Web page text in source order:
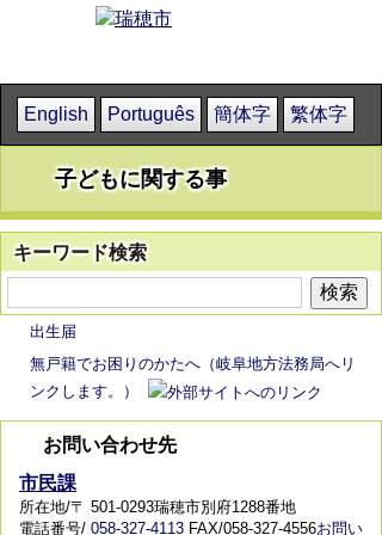
English Português 簡体字 繁体字
子どもに関する事
キーワード検索
出生届
無戸籍でお困りのかたへ（岐阜地方法務局へリ
ンクします。）
お問い合わせ先
市民課
所在地/〒 501-0293瑞穂市別府1288番地
電話番号/ 058-327-4113 FAX/058-327-4556お問い